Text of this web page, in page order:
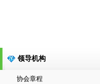
领导机构
协会章程